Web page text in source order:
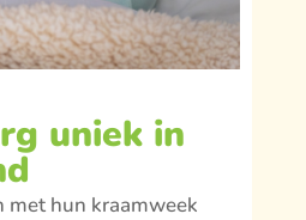
uniek in
met hun kraamweek